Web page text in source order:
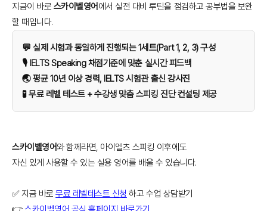
지금이 바로 스카이벨영어 에서 실전 대비 루틴을 점검하고 공부법을 보완
할 때입니다.
💬 실제 시험과 동일하게 진행되는 1세트(Part 1, 2, 3) 구성
🎙️ IELTS Speaking 채점기준에 맞춘 실시간 피드백
🌏 평균 10년 이상 경력, IELTS 시험관 출신 강사진
🧪 무료 레벨 테스트 + 수강생 맞춤 스피킹 진단 컨설팅 제공
스카이벨영어와 함께라면, 아이엘츠 스피킹 이후에도
자신 있게 사용할 수 있는 실용 영어를 배울 수 있습니다.
✅ 지금 바로무료 레벨테스트 신청 하고 수업 상담받기